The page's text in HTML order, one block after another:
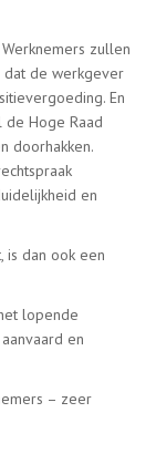
zullen
de werkgever
En
Hoge Raad
doorhakken.
en
dan ook een
lopende
en
– zeer